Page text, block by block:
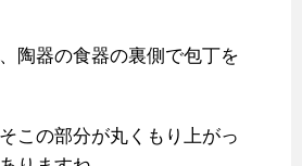
陶器の食器の裏側で包丁を
この部分が丸くもり上がっ